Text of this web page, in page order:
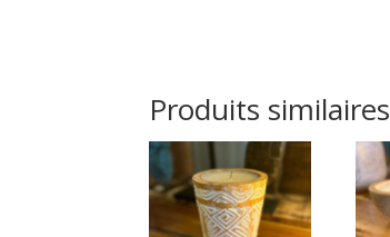
Produits similaires